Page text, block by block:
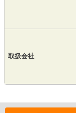
取扱会社